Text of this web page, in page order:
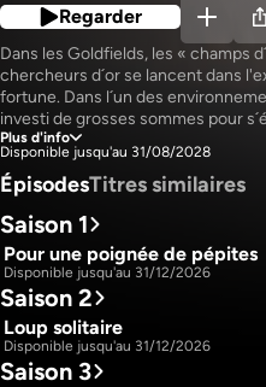
Regarder
Dans les Goldfields, les « champs
chercheurs d´or se lancent dans
fortune. Dans l´un des
investi de grosses sommes pour
atteindre leurs objectifs. Pour cela,
élevées que dans le désert du
mécaniques et résister à la
concurrence : chaque année, ce
viennent fouiller le sol des
d´or.
Plus d'info
Disponible jusqu'au 31/08/2028
ÉpisodesTitres similaires
Saison 1
S1 E1
Pour une poignée de pépites
Disponible jusqu'au 31/12/2026
Saison 2
S2 E1
Loup solitaire
Disponible jusqu'au 31/12/2026
Saison 3